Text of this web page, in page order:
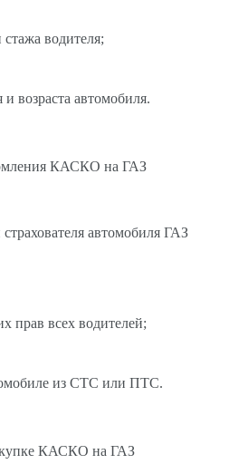
водителя;
возраста автомобиля.
КАСКО на ГАЗ
автомобиля ГАЗ
прав всех водителей;
из СТС или ПТС.
КАСКО на ГАЗ